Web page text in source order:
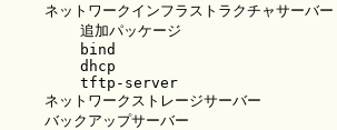
ネットワークインフラストラクチャサーバ
        追加パッケージ
bind
dhcp
tftp-server
ネットワークストレージサーバー
バックアップサーバー